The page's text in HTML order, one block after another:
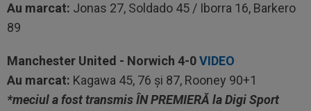
Au marcat: Jonas 27, Soldado 45 / Iborra 16, Barkero
89
Manchester United - Norwich 4-0VIDEO
Au marcat: Kagawa 45, 76 și 87, Rooney 90+1
*meciul a fost transmis ÎN PREMIERĂ la Digi Sport